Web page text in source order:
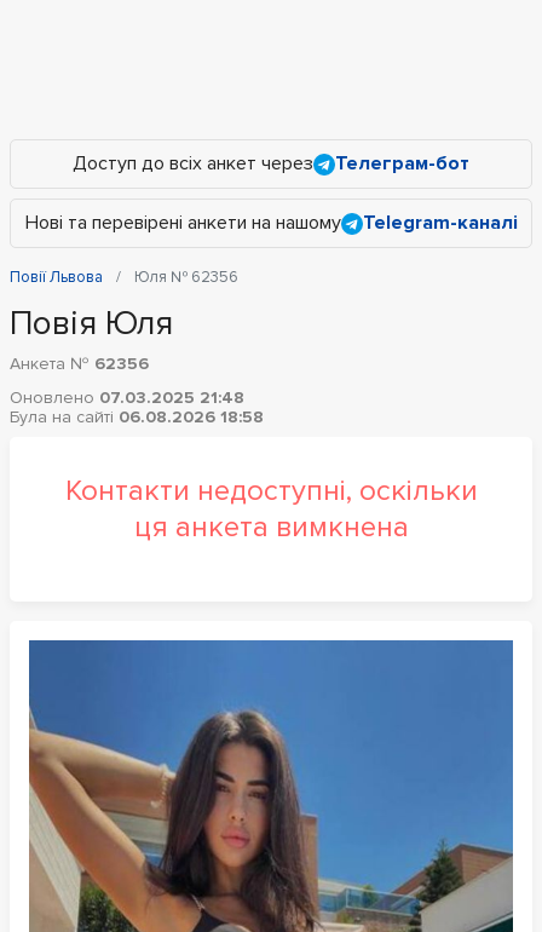
Доступ до всіх анкет через Телеграм-бот
Нові та перевірені анкети на нашому Telegram-каналі
Повії Львова Юля № 62356
Повія Юля
Анкета № 62356
Оновлено 07.03.2025 21:48
Була на сайті 06.08.2026 18:58
Контакти недоступні, оскільки
ця анкета вимкнена